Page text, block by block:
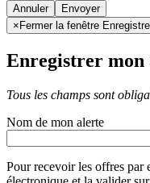
Annuler
× Fermer la fenêtre
Enregistrer mon
Tous les champs sont
Nom de mon alerte
Pour recevoir les offres par